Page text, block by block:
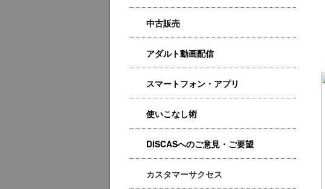
中古販売
アダルト動画配信
スマートフォン・アプリ
使いこなし術
DISCASへのご意見・ご要望
カスタマーサクセス